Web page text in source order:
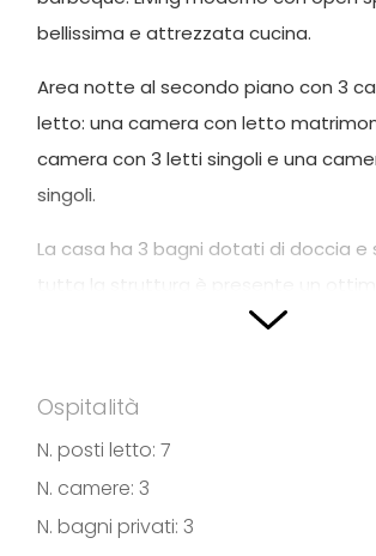
bellissima e attrezzata cucina.
Area notte al secondo piano con 3
letto: una camera con letto
camera con 3 letti singoli e una
singoli.
La casa ha 3 bagni dotati di doccia e
che vi permetterà di collegarvi e
Area parking con 3 posti auto
studiata per le esigenze del
esigente.
Welcome in Franciacorta and Iseo lake!
Ospitalità
N. posti letto: 7
N. camere: 3
N. bagni privati: 3